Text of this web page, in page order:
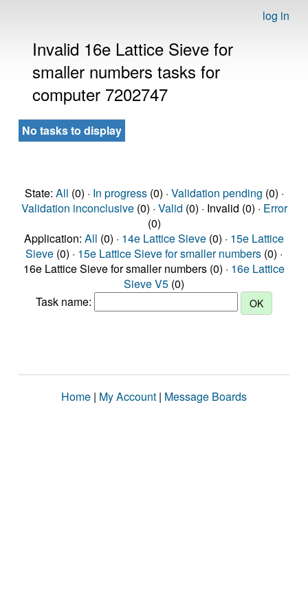
log in
Invalid 16e Lattice Sieve for
smaller numbers tasks for
computer 7202747
No tasks to display
State: All (0) · In progress(0) · Validation pending (0) ·
Validation inconclusive(0) · Valid (0) · Invalid (0) · Error
(0)
Application: All (0) · 14e Lattice Sieve (0) · 15e Lattice
Sieve (0) · 15e Lattice Sieve for smaller numbers (0) ·
16e Lattice Sieve for smaller numbers (0) · 16e Lattice
Sieve V5 (0)
Task name:
Home | My Account | Message Boards